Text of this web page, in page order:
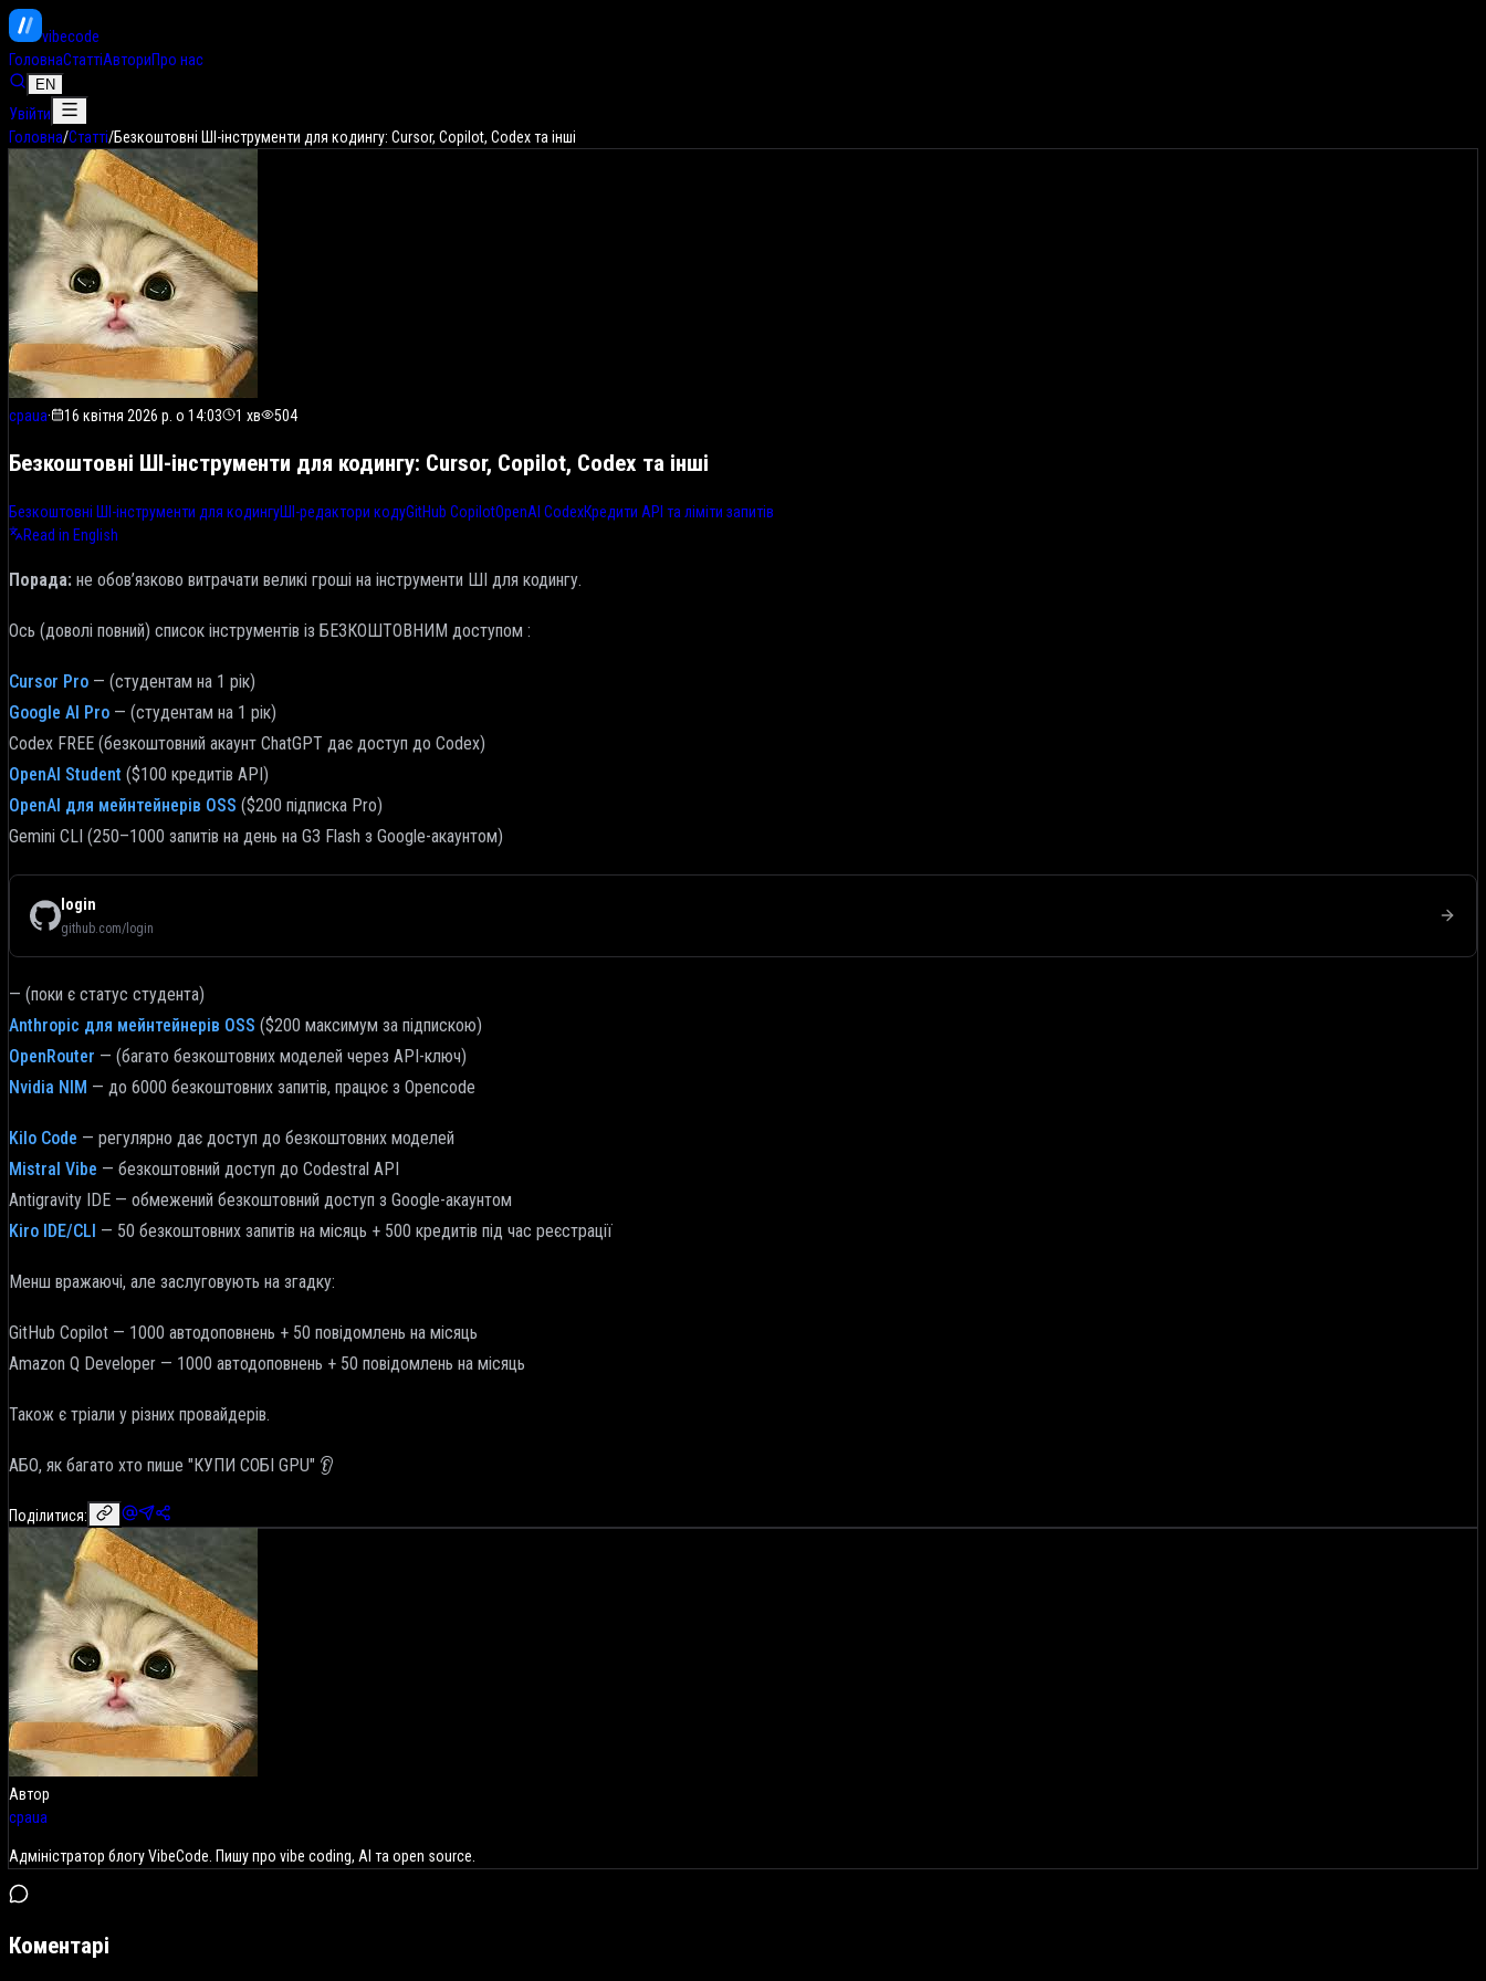
vibecode
ГоловнаСтаттіАвториПро нас
EN
Увійти
Головна/Статті/Безкоштовні ШІ-інструменти для кодингу: Cursor, Copilot, Codex та інші
cpaua· 16 квітня 2026 р. о 14:03 1 хв 504
Безкоштовні ШІ-інструменти для кодингу: Cursor, Copilot, Codex та інші
Безкоштовні ШІ-інструменти для кодингуШІ-редактори кодуGitHub CopilotOpenAI CodexКредити API та ліміти запитів
Read in English
Порада: не обов’язково витрачати великі гроші на інструменти ШІ для кодингу.
Ось (доволі повний) список інструментів із БЕЗКОШТОВНИМ доступом :
Cursor Pro — (студентам на 1 рік)
Google AI Pro — (студентам на 1 рік)
Codex FREE (безкоштовний акаунт ChatGPT дає доступ до Codex)
OpenAI Student ($100 кредитів API)
OpenAI для мейнтейнерів OSS ($200 підписка Pro)
Gemini CLI (250–1000 запитів на день на G3 Flash з Google-акаунтом)
login
github.com/login
— (поки є статус студента)
Anthropic для мейнтейнерів OSS ($200 максимум за підпискою)
OpenRouter — (багато безкоштовних моделей через API-ключ)
Nvidia NIM — до 6000 безкоштовних запитів, працює з Opencode
Kilo Code — регулярно дає доступ до безкоштовних моделей
Mistral Vibe — безкоштовний доступ до Codestral API
Antigravity IDE — обмежений безкоштовний доступ з Google-акаунтом
Kiro IDE/CLI — 50 безкоштовних запитів на місяць + 500 кредитів під час реєстрації
Менш вражаючі, але заслуговують на згадку:
GitHub Copilot — 1000 автодоповнень + 50 повідомлень на місяць
Amazon Q Developer — 1000 автодоповнень + 50 повідомлень на місяць
Також є тріали у різних провайдерів.
АБО, як багато хто пише "КУПИ СОБІ GPU" 👂
Поділитися:
Автор
cpaua
Адміністратор блогу VibeCode. Пишу про vibe coding, AI та open source.
Коментарі